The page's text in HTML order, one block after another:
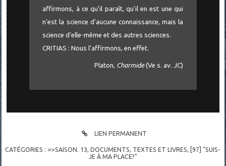
affirmons, à ce qu'il paraît, qu'il en est une qui
n'est la science d'aucune connaissance, mais la
science d'elle-même et des autres sciences.
CRITIAS : Nous l'affirmons, en effet.
Platon, Charmide(Ve s. av. JC)
LIEN PERMANENT
CATÉGORIES : =>SAISON. 13,DOCUMENTS, TEXTES ET LIVRES, [97] "SUIS-
JE À MA PLACE?"